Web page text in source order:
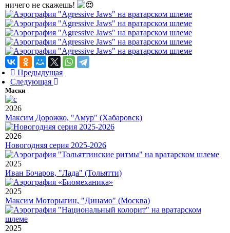
ничего не скажешь!
Предыдущая
Следующая
Маски
2026
Максим Дорожко, "Амур" (Хабаровск)
2026
Новогодняя серия 2025-2026
2025
Иван Бочаров, "Лада" (Тольятти)
2025
Максим Моторыгин, "Динамо" (Москва)
2025